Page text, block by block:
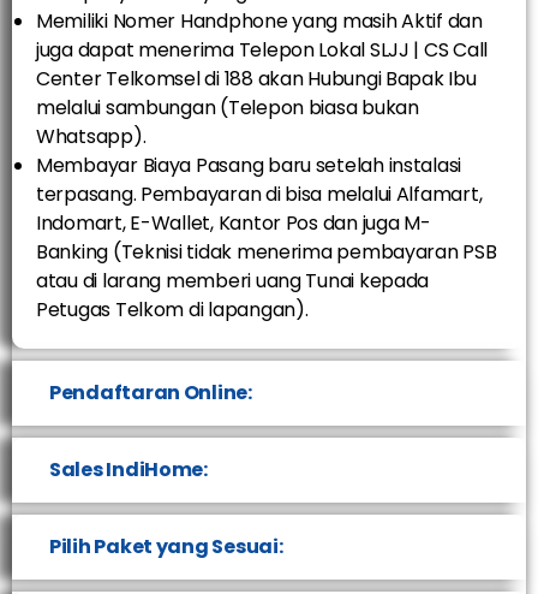
Memiliki Nomer Handphone yang masih Aktif dan
juga dapat menerima Telepon Lokal SLJJ | CS Call
Center Telkomsel di 188 akan Hubungi Bapak Ibu
melalui sambungan (Telepon biasa bukan
Whatsapp).
Membayar Biaya Pasang baru setelah instalasi
terpasang. Pembayaran di bisa melalui Alfamart,
Indomart, E-Wallet, Kantor Pos dan juga M-
Banking (Teknisi tidak menerima pembayaran PSB
atau di larang memberi uang Tunai kepada
Petugas Telkom di lapangan).
Pendaftaran Online:
Sales IndiHome:
Pilih Paket yang Sesuai: